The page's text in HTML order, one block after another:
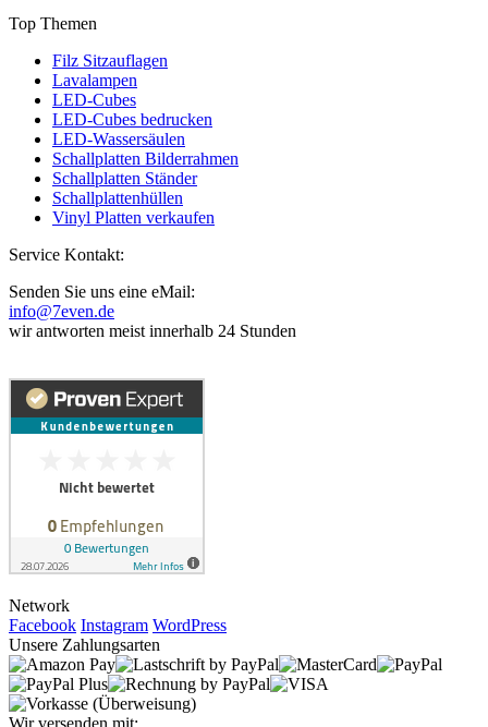
Top Themen
Filz Sitzauflagen
Lavalampen
LED-Cubes
LED-Cubes bedrucken
LED-Wassersäulen
Schallplatten Bilderrahmen
Schallplatten Ständer
Schallplattenhüllen
Vinyl Platten verkaufen
Service Kontakt:
Senden Sie uns eine eMail:
info@7even.de
wir antworten meist innerhalb 24 Stunden
Network
Facebook Instagram WordPress
Unsere Zahlungsarten
Wir versenden mit: